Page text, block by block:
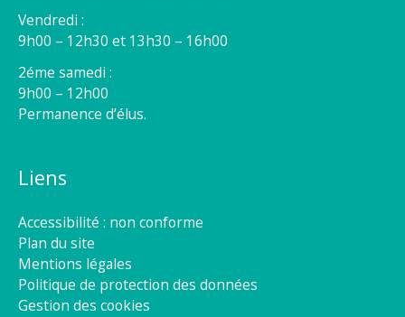
Vendredi :
9h00 – 12h30 et 13h30 – 16h00
2éme samedi :
9h00 – 12h00
Permanence d’élus.
Liens
Accessibilité : non conforme
Plan du site
Mentions légales
Politique de protection des données
Gestion des cookies